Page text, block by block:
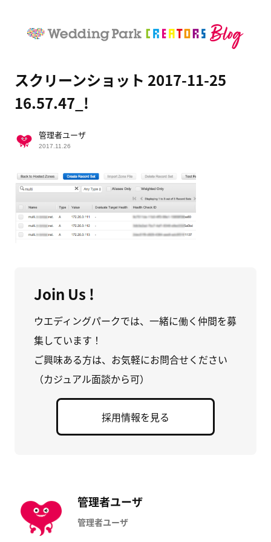
スクリーンショット 2017-11-25
16.57.47_!
管理者ユーザ
2017.11.26
Join Us !
ウエディングパークでは、一緒に働く仲間を募
集しています！
ご興味ある方は、お気軽にお問合せください
（カジュアル面談から可）
採用情報を見る
管理者ユーザ
管理者ユーザ